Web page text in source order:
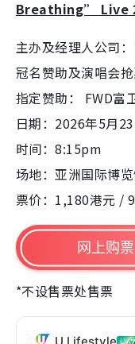
Breathing” Live
主办及经理人公司
冠名赞助及演唱会
指定赞助： FWD富
日期：2026年5月
时间：8:15pm
场地：亚洲国际博
票价：1,180港元 /
网上购票
*不设售票处售票